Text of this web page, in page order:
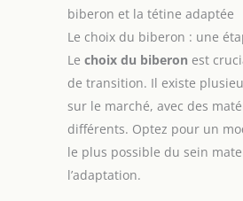
biberon et la tétine adaptée
Le choix du biberon : une
Le choix du biberon est
de transition. Il existe
sur le marché, avec des
différents. Optez pour un
le plus possible du sein
l’adaptation.